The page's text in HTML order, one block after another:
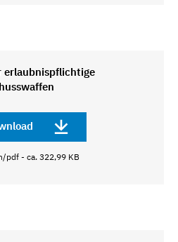
erlaubnispflichtige
pdf - ca. 322,99 KB